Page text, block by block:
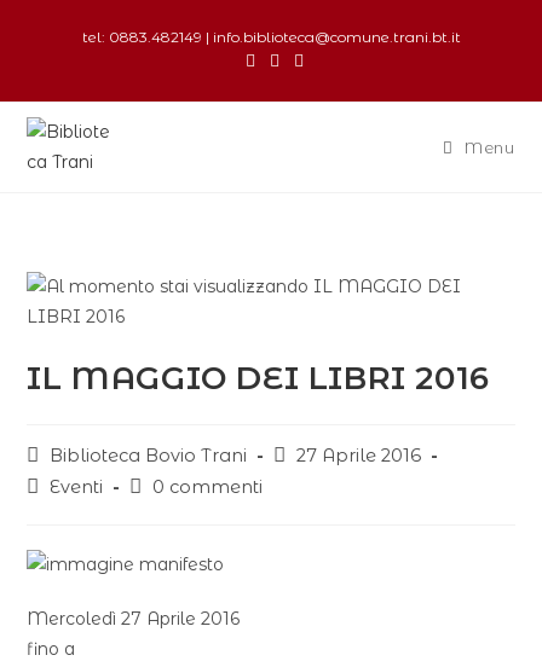
tel: 0883.482149 | info.biblioteca@comune.trani.bt.it
Menu
IL MAGGIO DEI LIBRI 2016
Biblioteca Bovio Trani
27 Aprile 2016
Eventi
0 commenti
Mercoledì 27 Aprile 2016
fino a